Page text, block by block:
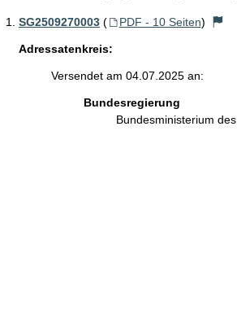
SG2509270003 ( PDF - 10 Seiten)
Adressatenkreis:
Versendet am 04.07.2025 an:
Bundesregierung
Bundesministerium